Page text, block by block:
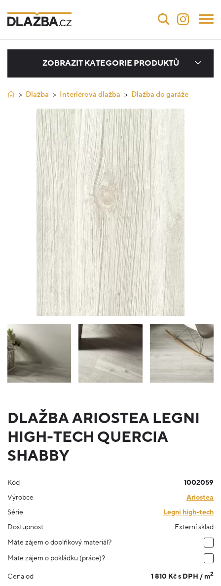
ZOBRAZIT KATEGORIE PRODUKTŮ
Dlažba Interiérová dlažba Dlažba do garáže
DLAŽBA ARIOSTEA LEGNI
HIGH-TECH QUERCIA
SHABBY
Kód
1002059
Výrobce
Ariostea
Série
Legni high-tech
Dostupnost
Externí sklad
Máte zájem o doplňkový materiál?
Máte zájem o pokládku (práce)?
Cena od
1 810 Kč s DPH / m2